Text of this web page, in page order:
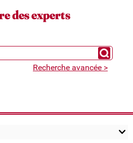
des experts
Chercher
Recherche avancée >